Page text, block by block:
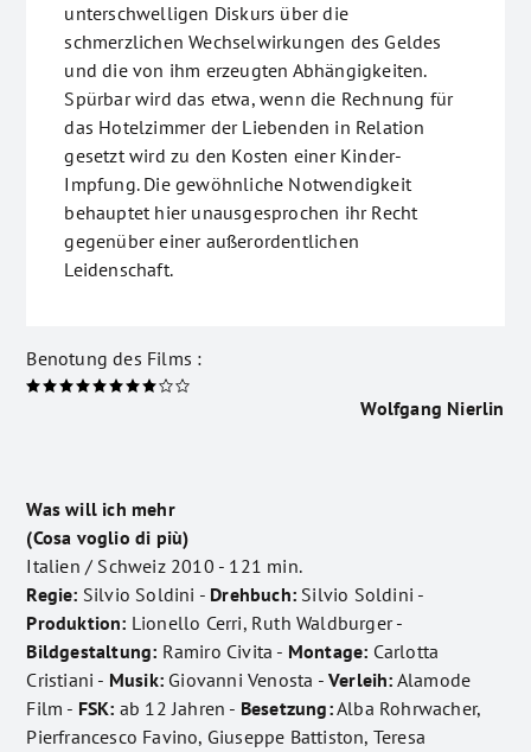
unterschwelligen Diskurs über die
schmerzlichen Wechselwirkungen des Geldes
und die von ihm erzeugten Abhängigkeiten.
Spürbar wird das etwa, wenn die Rechnung für
das Hotelzimmer der Liebenden in Relation
gesetzt wird zu den Kosten einer Kinder-
Impfung. Die gewöhnliche Notwendigkeit
behauptet hier unausgesprochen ihr Recht
gegenüber einer außerordentlichen
Leidenschaft.
Benotung des Films :
Wolfgang Nierlin
Was will ich mehr
(Cosa voglio di più)
Italien / Schweiz 2010 - 121 min.
Regie: Silvio Soldini - Drehbuch: Silvio Soldini -
Produktion: Lionello Cerri, Ruth Waldburger -
Bildgestaltung: Ramiro Civita - Montage: Carlotta
Cristiani - Musik: Giovanni Venosta -Verleih: Alamode
Film - FSK: ab 12 Jahren - Besetzung:Alba Rohrwacher,
Pierfrancesco Favino, Giuseppe Battiston, Teresa